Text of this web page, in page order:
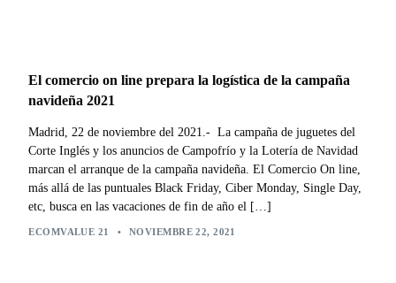
El comercio on line prepara la logística de la campaña
navideña 2021
Madrid, 22 de noviembre del 2021.- La campaña de juguetes del
Corte Inglés y los anuncios de Campofrío y la Lotería de Navidad
marcan el arranque de la campaña navideña. El Comercio On line,
más allá de las puntuales Black Friday, Ciber Monday, Single Day,
etc, busca en las vacaciones de fin de año el […]
ECOMVALUE 21 • NOVIEMBRE 22, 2021